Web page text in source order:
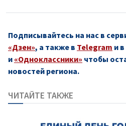
Подписывайтесь на нас в
«Дзен», а также в Telegram и
и «Одноклассники» чтобы
новостей региона.
ЧИТАЙТЕ ТАКЖЕ